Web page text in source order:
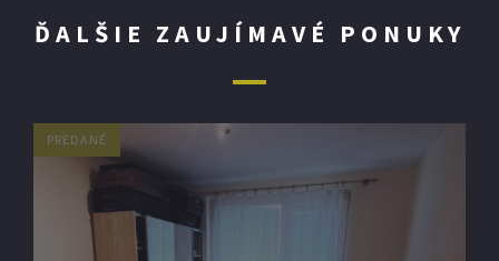
ĎALŠIE ZAUJÍMAVÉ PONUKY
PREDANÉ